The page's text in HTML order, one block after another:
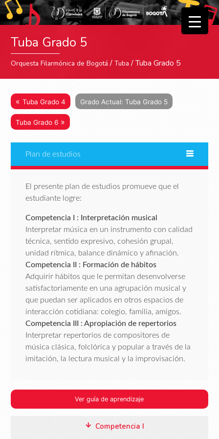
Tuba Grado 5
Orquesta Filarmónica de Bogotá /Tuba / Tuba Grado 5
«Tuba Grado 4 Grado Actual: Tuba Grado 5
Tuba Grado 6 »
Plan de estudios
El presente plan de estudios promueve que el
estudiante logre:
Competencia I : Interpretación musical
Interpretar música en un instrumento con calidad
técnica, sentido expresivo, cohesión grupal,
unidad rítmica, balance dinámico y afinación.
Competencia II : Formación de hábitos
Adquirir hábitos que le permitan desenvolverse
satisfactoriamente en una agrupación musical y
que puedan ser aplicados en otros espacios de
interacción cotidiana: colegio, familia, amigos.
Competencia III : Apropiación de repertorios
Interpretar repertorios de compositores de
música clásica, folclórica y popular a través de la
imitación, la lectura musical y la improvisación.
Ver guía de aprendizaje
Competencia I